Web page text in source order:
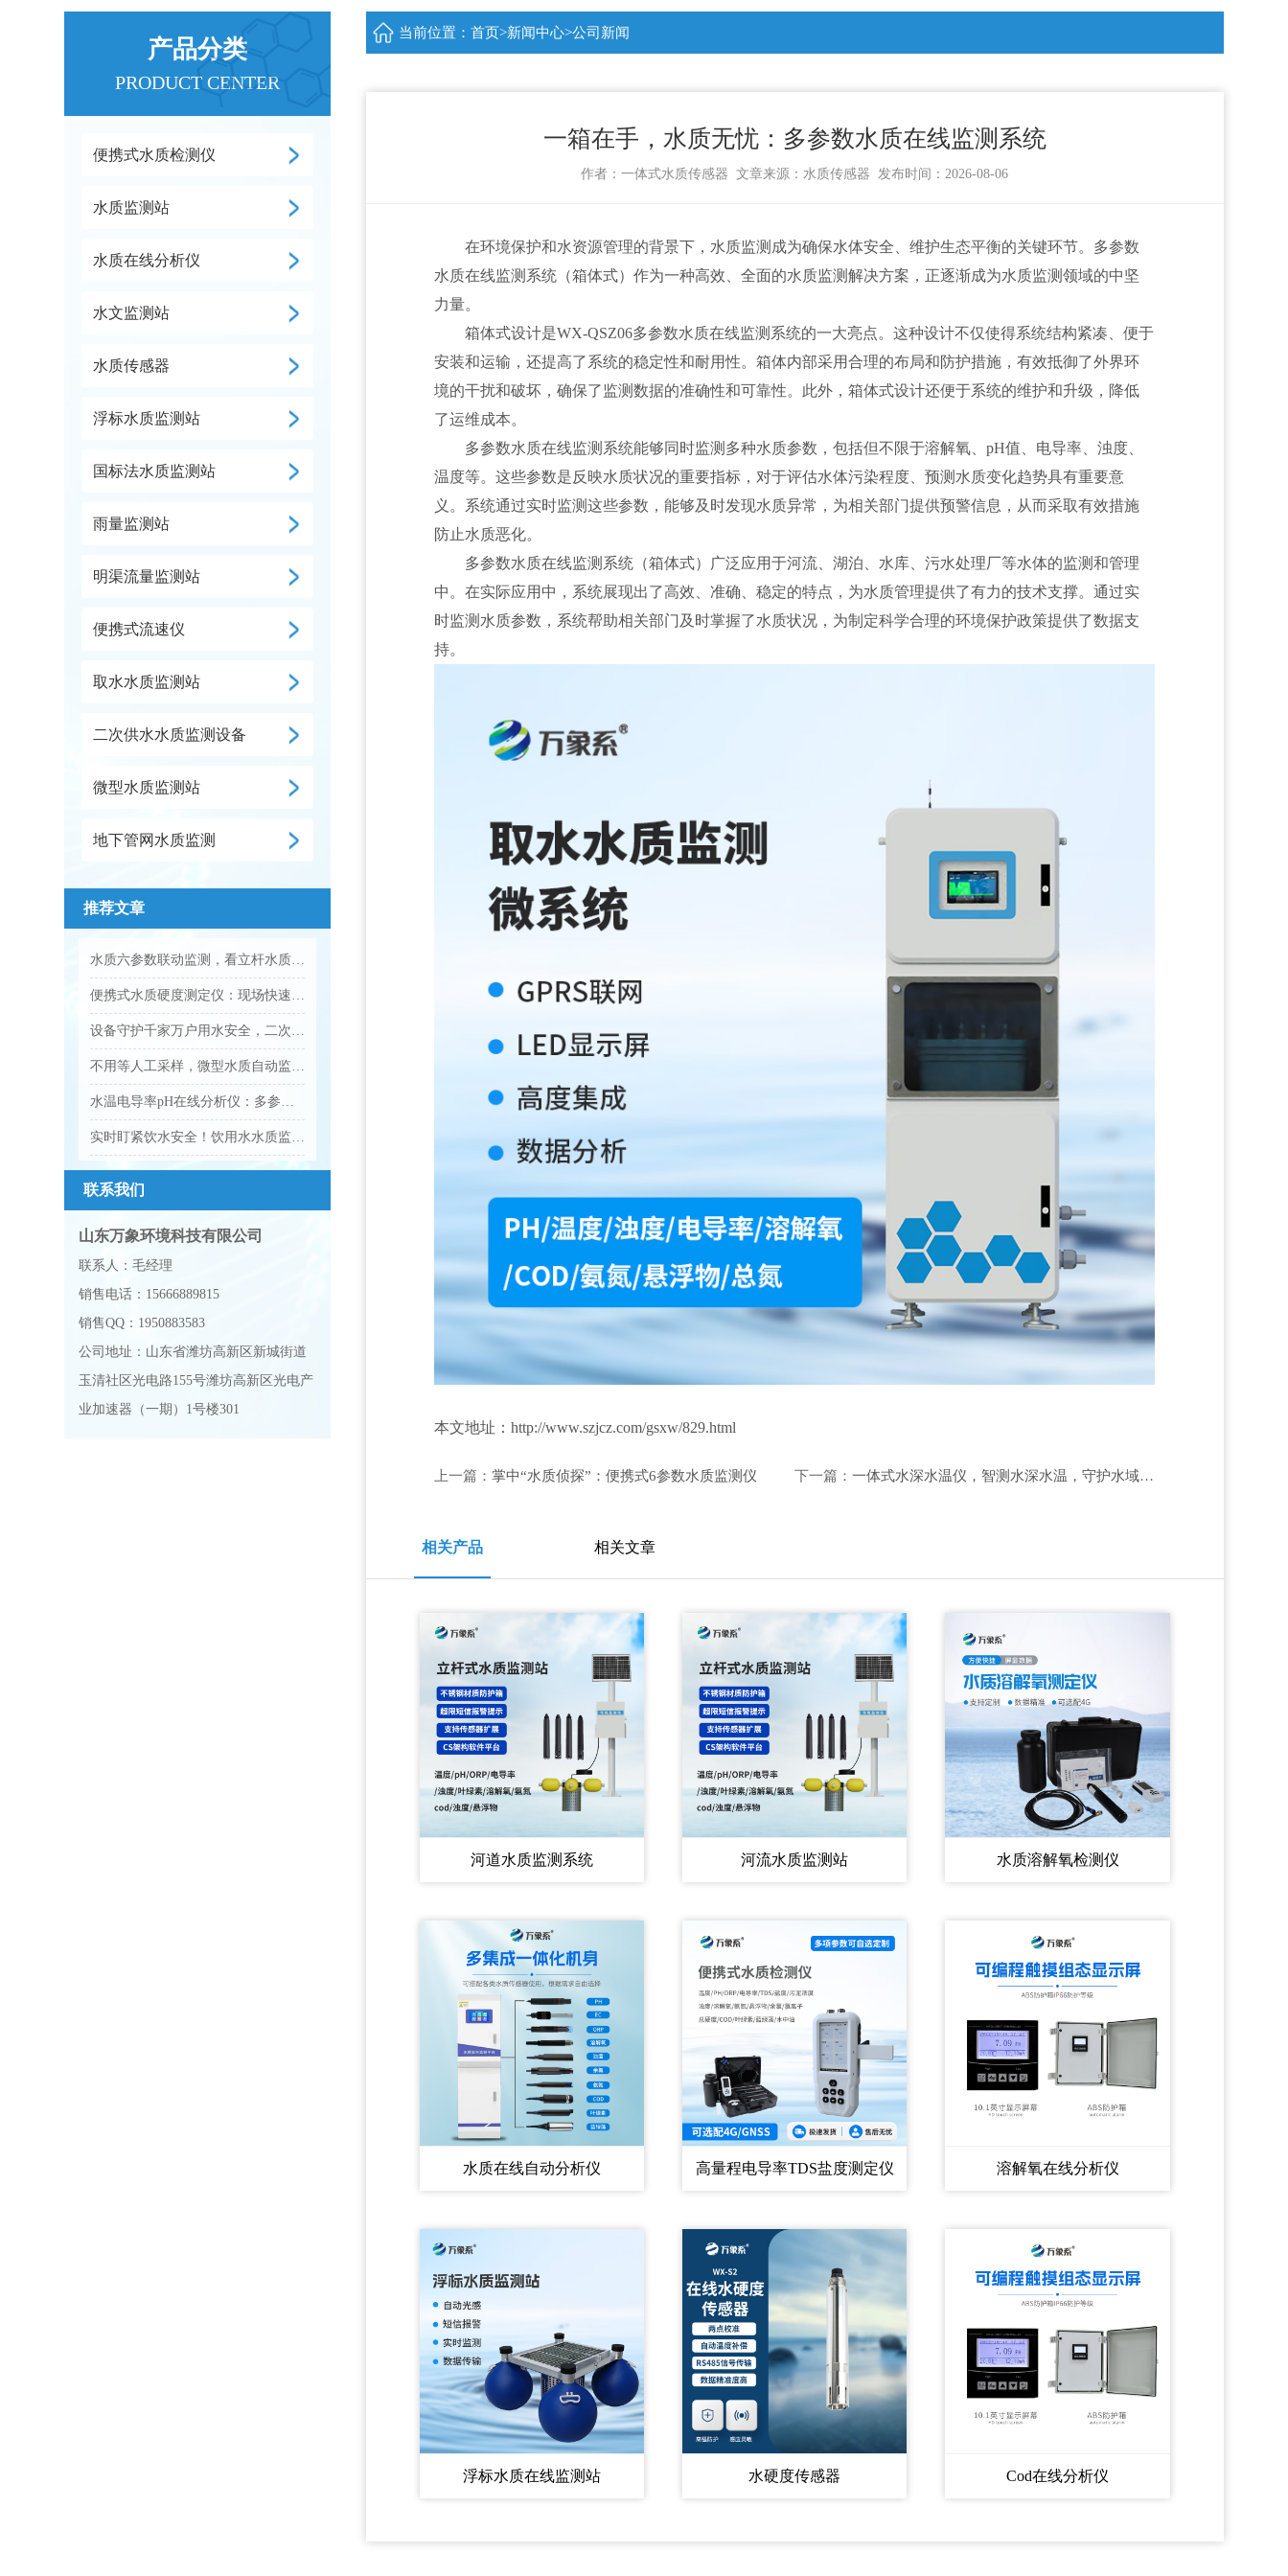
产品分类
PRODUCT CENTER
便携式水质检测仪
水质监测站
水质在线分析仪
水文监测站
水质传感器
浮标水质监测站
国标法水质监测站
雨量监测站
明渠流量监测站
便携式流速仪
取水水质监测站
二次供水水质监测设备
微型水质监测站
地下管网水质监测
推荐文章
水质六参数联动监测，看立杆水质在线监测站的实践应用
便携式水质硬度测定仪：现场快速检测水质硬度专用设备
设备守护千家万户用水安全，二次供水水质监测设备让饮水更安心
不用等人工采样，微型水质自动监测站守护全域水质安全
水温电导率pH在线分析仪：多参数水质智能在线监测设备
实时盯紧饮水安全！饮用水水质监测设备守护居民饮水安全
联系我们
山东万象环境科技有限公司
联系人：毛经理
销售电话：15666889815
销售QQ：1950883583
公司地址：山东省潍坊高新区新城街道
玉清社区光电路155号潍坊高新区光电产
业加速器（一期）1号楼301
当前位置： 首页>新闻中心>公司新闻
一箱在手，水质无忧：多参数水质在线监测系统
作者：一体式水质传感器 文章来源：水质传感器 发布时间：2026-08-06
在环境保护和水资源管理的背景下，水质监测成为确保水体安全、维护生态平衡的关键环节。多参数
水质在线监测系统（箱体式）作为一种高效、全面的水质监测解决方案，正逐渐成为水质监测领域的中坚
力量。
箱体式设计是WX-QSZ06多参数水质在线监测系统的一大亮点。这种设计不仅使得系统结构紧凑、便于
安装和运输，还提高了系统的稳定性和耐用性。箱体内部采用合理的布局和防护措施，有效抵御了外界环
境的干扰和破坏，确保了监测数据的准确性和可靠性。此外，箱体式设计还便于系统的维护和升级，降低
了运维成本。
多参数水质在线监测系统能够同时监测多种水质参数，包括但不限于溶解氧、pH值、电导率、浊度、
温度等。这些参数是反映水质状况的重要指标，对于评估水体污染程度、预测水质变化趋势具有重要意
义。系统通过实时监测这些参数，能够及时发现水质异常，为相关部门提供预警信息，从而采取有效措施
防止水质恶化。
多参数水质在线监测系统 （箱体式）广泛应用于河流、湖泊、水库、污水处理厂等水体的监测和管理
中。在实际应用中，系统展现出了高效、准确、稳定的特点，为水质管理提供了有力的技术支撑。通过实
时监测水质参数，系统帮助相关部门及时掌握了水质状况，为制定科学合理的环境保护政策提供了数据支
持。
本文地址：http://www.szjcz.com/gsxw/829.html
上一篇：掌中“水质侦探”：便携式6参数水质监测仪 下一篇：一体式水深水温仪，智测水深水温，守护水域健康
相关产品 相关文章
河道水质监测系统 河流水质监测站 水质溶解氧检测仪
水质在线自动分析仪 高量程电导率TDS盐度测定仪 溶解氧在线分析仪
浮标水质在线监测站 水硬度传感器 Cod在线分析仪